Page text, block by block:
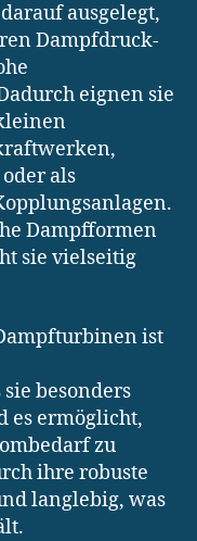
ausgelegt,
Dampfdruck-
eignen sie
als
Dampfformen
sie vielseitig
ist
besonders
es ermöglicht,
zu
ihre robuste
langlebig, was